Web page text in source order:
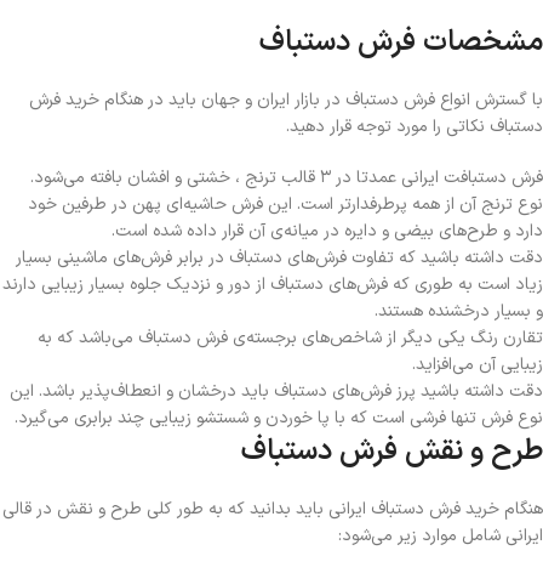
مشخصات فرش دستباف
با گسترش انواع فرش دستباف در بازار ایران و جهان باید در هنگام خرید فرش
دستباف نکاتی را مورد توجه قرار دهید.
فرش دستبافت ایرانی عمدتا در ۳ قالب ترنج ، خشتی و افشان بافته می‌شود.
نوع ترنج آن از همه پرطرفدارتر است. این فرش حاشیه‌ای پهن در طرفین خود
دارد و طرح‌های بیضی و دایره در میانه‌ی آن قرار داده شده است.
دقت داشته باشید که تفاوت فرش‌های دستباف در برابر فرش‌های ماشینی بسیار
زیاد است به طوری که فرش‌های دستباف از دور و نزدیک جلوه بسیار زیبایی دارند
و بسیار درخشنده هستند.
تقارن رنگ یکی دیگر از شاخص‌های برجسته‌ی فرش دستباف می‌باشد که به
زیبایی آن می‌افزاید.
دقت داشته باشید پرز فرش‌های دستباف باید درخشان و انعطاف‌پذیر باشد. این
نوع فرش تنها فرشی است که با پا خوردن و شستشو زیبایی چند برابری می‌گیرد.
طرح و نقش فرش دستباف
هنگام خرید فرش دستباف ایرانی باید بدانید که به طور کلی طرح و نقش در قالی
ایرانی شامل موارد زیر می‌شود: